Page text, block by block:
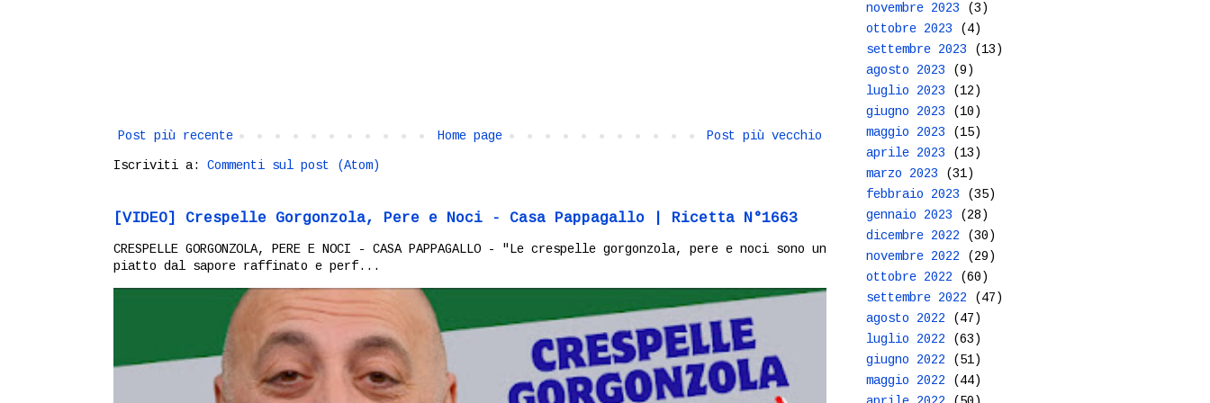
Post più recente Post più vecchio
Home page
Iscriviti a: Commenti sul post (Atom)
[VIDEO] Crespelle Gorgonzola, Pere e Noci - Casa Pappagallo | Ricetta N°1663
CRESPELLE GORGONZOLA, PERE E NOCI - CASA PAPPAGALLO - "Le crespelle gorgonzola, pere e noci sono un
piatto dal sapore raffinato e perf...
novembre 2023 (3)
ottobre 2023 (4)
settembre 2023 (13)
agosto 2023 (9)
luglio 2023 (12)
giugno 2023 (10)
maggio 2023 (15)
aprile 2023 (13)
marzo 2023 (31)
febbraio 2023 (35)
gennaio 2023 (28)
dicembre 2022 (30)
novembre 2022 (29)
ottobre 2022 (60)
settembre 2022 (47)
agosto 2022 (47)
luglio 2022 (63)
giugno 2022 (51)
maggio 2022 (44)